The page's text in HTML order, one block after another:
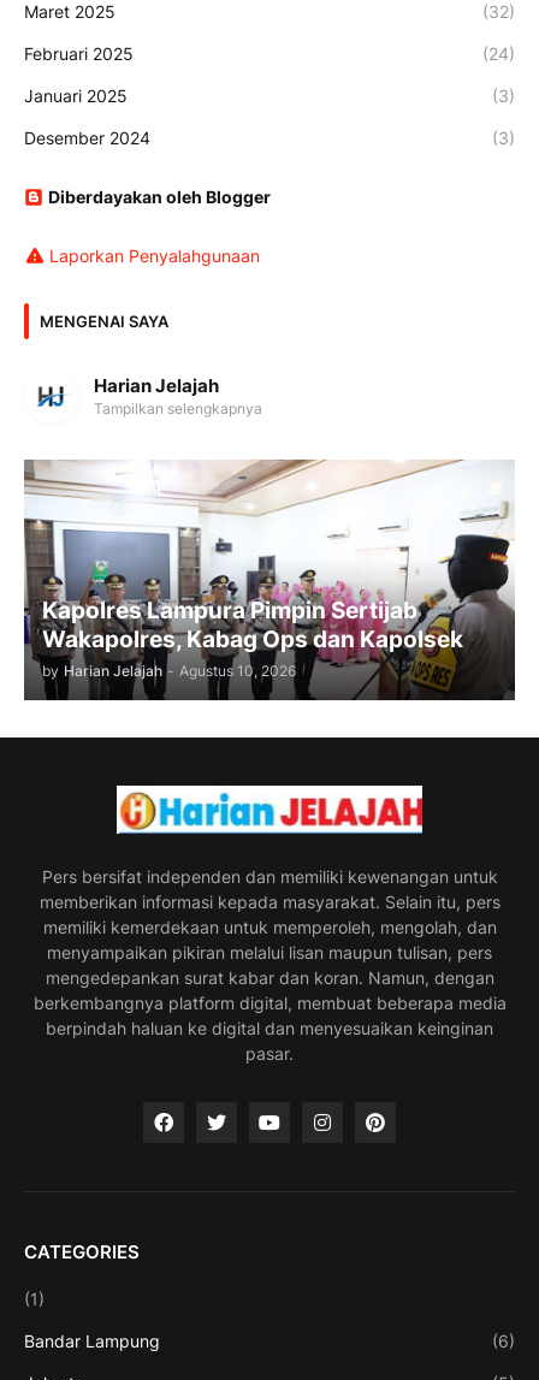
Maret 2025 (32)
Februari 2025 (24)
Januari 2025 (3)
Desember 2024 (3)
Diberdayakan oleh Blogger
Laporkan Penyalahgunaan
MENGENAI SAYA
Harian Jelajah
Tampilkan selengkapnya
Kapolres Lampura Pimpin Sertijab
Wakapolres, Kabag Ops dan Kapolsek
by Harian Jelajah - Agustus 10, 2026
Pers bersifat independen dan memiliki kewenangan untuk
memberikan informasi kepada masyarakat. Selain itu, pers
memiliki kemerdekaan untuk memperoleh, mengolah, dan
menyampaikan pikiran melalui lisan maupun tulisan, pers
mengedepankan surat kabar dan koran. Namun, dengan
berkembangnya platform digital, membuat beberapa media
berpindah haluan ke digital dan menyesuaikan keinginan
pasar.
CATEGORIES
(1)
Bandar Lampung (6)